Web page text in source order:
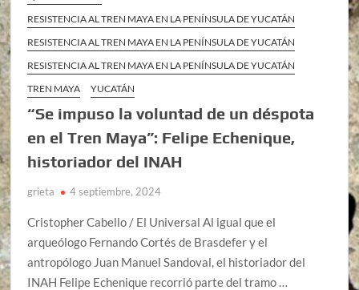
RESISTENCIA AL TREN MAYA EN LA PENÍNSULA DE YUCATÁN
RESISTENCIA AL TREN MAYA EN LA PENÍNSULA DE YUCATÁN
RESISTENCIA AL TREN MAYA EN LA PENÍNSULA DE YUCATÁN
TREN MAYA
YUCATÁN
“Se impuso la voluntad de un déspota
en el Tren Maya”: Felipe Echenique,
historiador del INAH
grieta 4 septiembre, 2024
Cristopher Cabello / El Universal Al igual que el
arqueólogo Fernando Cortés de Brasdefer y el
antropólogo Juan Manuel Sandoval, el historiador del
INAH Felipe Echenique recorrió parte del tramo …